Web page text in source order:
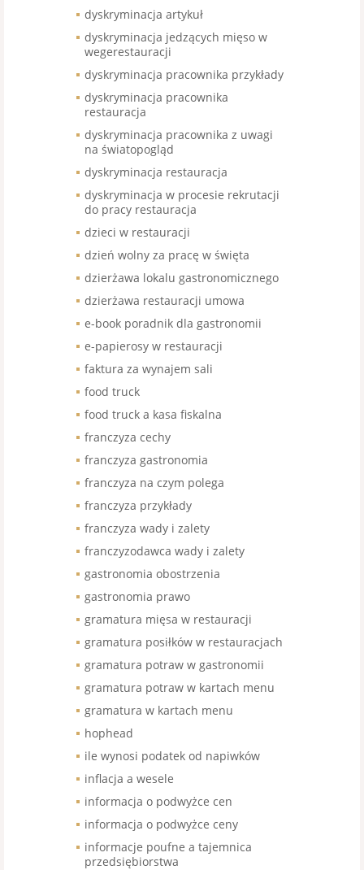
dyskryminacja artykuł
dyskryminacja jedzących mięso w
wegerestauracji
dyskryminacja pracownika przykłady
dyskryminacja pracownika
restauracja
dyskryminacja pracownika z uwagi
na światopogląd
dyskryminacja restauracja
dyskryminacja w procesie rekrutacji
do pracy restauracja
dzieci w restauracji
dzień wolny za pracę w święta
dzierżawa lokalu gastronomicznego
dzierżawa restauracji umowa
e-book poradnik dla gastronomii
e-papierosy w restauracji
faktura za wynajem sali
food truck
food truck a kasa fiskalna
franczyza cechy
franczyza gastronomia
franczyza na czym polega
franczyza przykłady
franczyza wady i zalety
franczyzodawca wady i zalety
gastronomia obostrzenia
gastronomia prawo
gramatura mięsa w restauracji
gramatura posiłków w restauracjach
gramatura potraw w gastronomii
gramatura potraw w kartach menu
gramatura w kartach menu
hophead
ile wynosi podatek od napiwków
inflacja a wesele
informacja o podwyżce cen
informacja o podwyżce ceny
informacje poufne a tajemnica
przedsiębiorstwa